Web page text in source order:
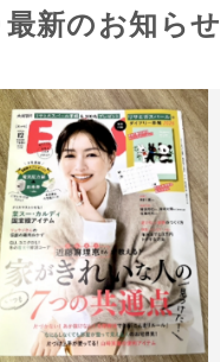
最新のお知らせ